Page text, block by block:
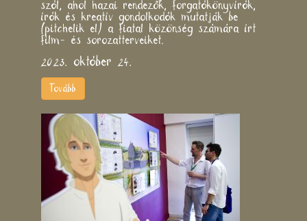
szól, ahol hazai rendezők, forgatókönyvírók,
írók és kreatív gondolkodók mutatják be
(pitchelik el) a fiatal közönség számára írt
film- és sorozatterveiket.
2023. október 24.
Tovább